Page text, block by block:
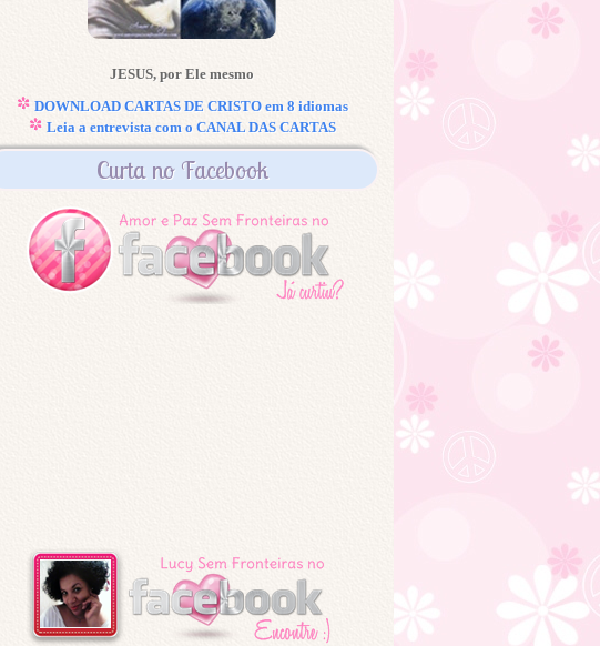
JESUS, por Ele mesmo
DOWNLOAD CARTAS DE CRISTO em 8 idiomas
Leia a entrevista com o CANAL DAS CARTAS
Curta no Facebook